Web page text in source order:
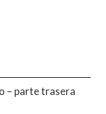
– parte trasera